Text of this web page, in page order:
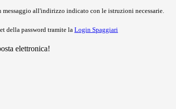
messaggio all'indirizzo indicato con le istruzioni necessarie.
della password tramite la Login Spaggiari
elettronica!